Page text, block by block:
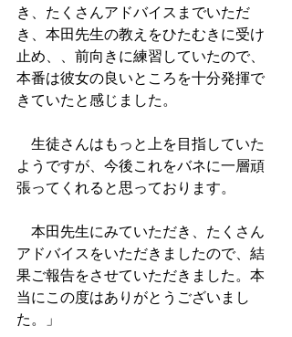
き、たくさんアドバイスまでいただ
き、本田先生の教えをひたむきに受け
止め、、前向きに練習していたので、
本番は彼女の良いところを十分発揮で
きていたと感じました。
生徒さんはもっと上を目指していた
ようですが、今後これをバネに一層頑
張ってくれると思っております。
本田先生にみていただき、たくさん
アドバイスをいただきましたので、結
果ご報告をさせていただきました。本
当にこの度はありがとうございまし
た。」